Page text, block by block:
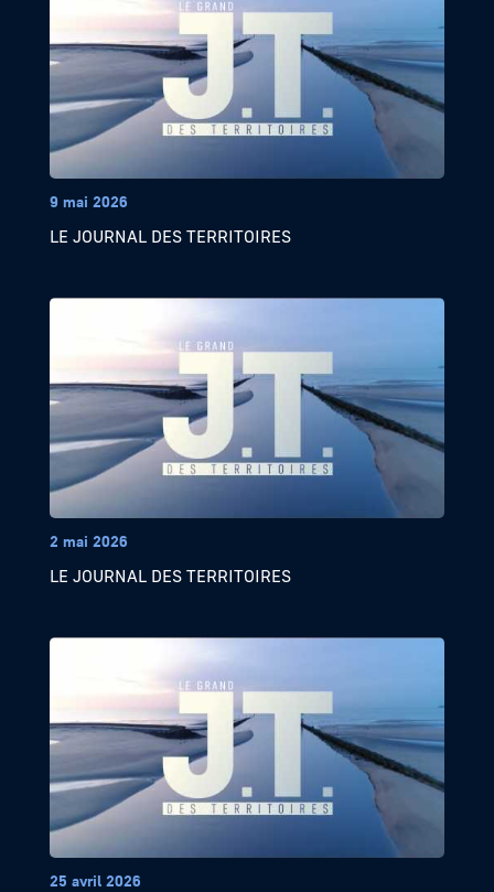
9 mai 2026
LE JOURNAL DES TERRITOIRES
2 mai 2026
LE JOURNAL DES TERRITOIRES
25 avril 2026